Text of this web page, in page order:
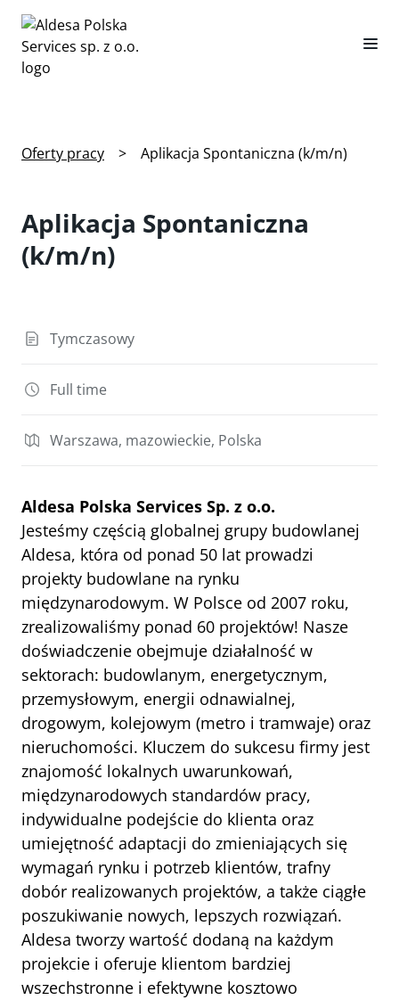
Oferty pracy > Aplikacja Spontaniczna (k/m/n)
Aplikacja Spontaniczna
(k/m/n)
Tymczasowy
Full time
Warszawa, mazowieckie, Polska
Aldesa Polska Services Sp. z o.o.
Jesteśmy częścią globalnej grupy budowlanej
Aldesa, która od ponad 50 lat prowadzi
projekty budowlane na rynku
międzynarodowym. W Polsce od 2007 roku,
zrealizowaliśmy ponad 60 projektów! Nasze
doświadczenie obejmuje działalność w
sektorach: budowlanym, energetycznym,
przemysłowym, energii odnawialnej,
drogowym, kolejowym (metro i tramwaje) oraz
nieruchomości. Kluczem do sukcesu firmy jest
znajomość lokalnych uwarunkowań,
międzynarodowych standardów pracy,
indywidualne podejście do klienta oraz
umiejętność adaptacji do zmieniających się
wymagań rynku i potrzeb klientów, trafny
dobór realizowanych projektów, a także ciągłe
poszukiwanie nowych, lepszych rozwiązań.
Aldesa tworzy wartość dodaną na każdym
projekcie i oferuje klientom bardziej
wszechstronne i efektywne kosztowo